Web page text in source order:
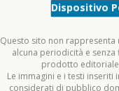
Dispositivo
Questo sito non rappresenta
alcuna periodicità e
prodotto editoriale
Le immagini e i testi
considerati di pubblico